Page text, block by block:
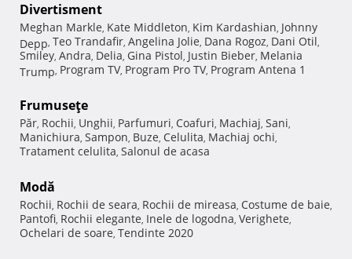
Divertisment
Meghan Markle, Kate Middleton, Kim Kardashian, Johnny
Depp, Teo Trandafir, Angelina Jolie, Dana Rogoz, Dani Otil,
Smiley, Andra, Delia, Gina Pistol, Justin Bieber, Melania
Trump, Program TV, Program Pro TV, Program Antena 1
Frumuseţe
Păr, Rochii, Unghii, Parfumuri, Coafuri, Machiaj, Sani,
Manichiura, Sampon, Buze, Celulita, Machiaj ochi,
Tratament celulita, Salonul de acasa
Modă
Rochii, Rochii de seara, Rochii de mireasa, Costume de baie,
Pantofi, Rochii elegante, Inele de logodna, Verighete,
Ochelari de soare, Tendinte 2020